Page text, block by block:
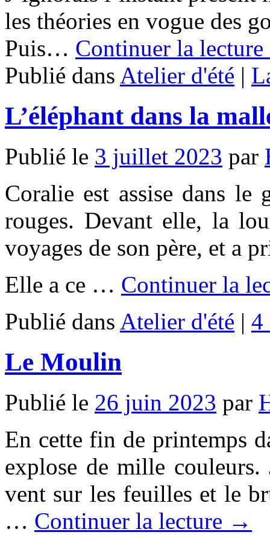
les théories en vogue des
Puis… Continuer la
Publié dans Atelier d'été |
L’éléphant dans la
Publié le 3 juillet 2023 par
Coralie est assise dans le
rouges. Devant elle, la
voyages de son père, et a
Elle a ce … Continuer la
Publié dans Atelier d'été | 4
Le Moulin
Publié le 26 juin 2023 par
En cette fin de printemps
explose de mille couleurs.
vent sur les feuilles et le
… Continuer la lecture →